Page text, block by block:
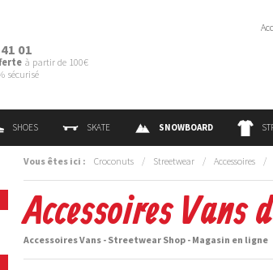
01
à partir de 100€
sécurisé
SHOES SKATE SNOWBOARD
Vous êtes ici : Croconuts / Streetwear / Accessoires /
Accessoires Vans
Accessoires Vans - Streetwear Shop - Magasin en ligne